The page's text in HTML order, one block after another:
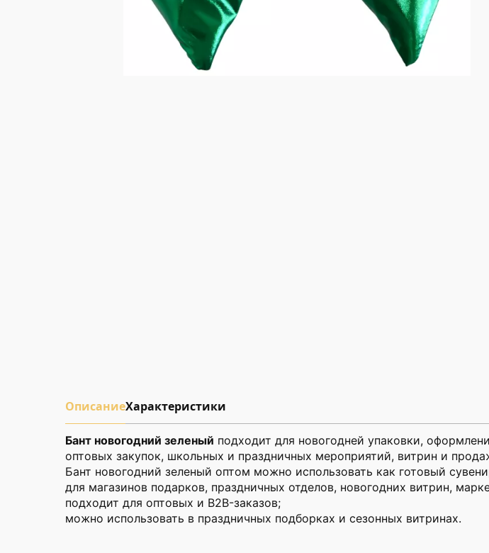
ОписаниеХарактеристики
Бант новогодний зеленый подходит для новогодней упаковки,
оптовых закупок, школьных и праздничных мероприятий, витрин и
Бант новогодний зеленый оптом можно использовать как готовый
для магазинов подарков, праздничных отделов, новогодних витрин,
подходит для оптовых и B2B-заказов;
можно использовать в праздничных подборках и сезонных витринах.